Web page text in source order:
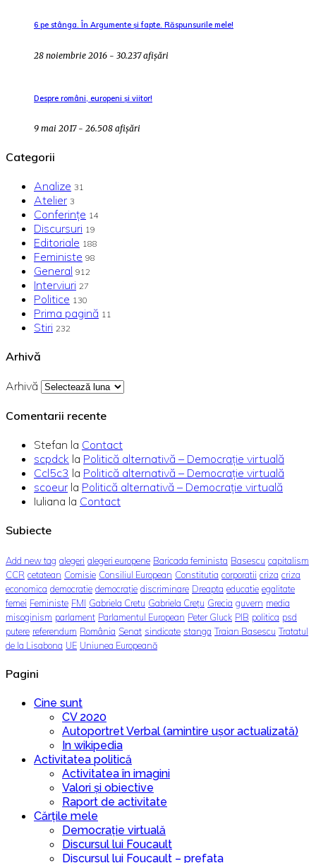
6 pe stânga. În Argumente și fapte. Răspunsurile mele!
28 noiembrie 2016 - 30.237 afișări
Despre români, europeni și viitor!
9 mai 2017 - 26.508 afișări
Categorii
Analize 31
Atelier 3
Conferințe 14
Discursuri 19
Editoriale 188
Feministe 98
General 912
Interviuri 27
Politice 130
Prima pagină 11
Stiri 232
Arhivă
Arhivă
Comentarii recente
Stefan la Contact
scpdck la Politică alternativă – Democraţie virtuală
Ccl5c3 la Politică alternativă – Democraţie virtuală
scoeur la Politică alternativă – Democraţie virtuală
Iuliana la Contact
Subiecte
Add new tag alegeri alegeri europene Baricada feminista Basescu capitalism
CCR cetatean Comisie Consiliul European Constitutia corporatii criza criza
economica democratie democrație discriminare Dreapta educatie egalitate
femei Feministe FMI Gabriela Cretu Gabriela Crețu Grecia guvern media
misoginism parlament Parlamentul European Peter Gluck PIB politica psd
putere referendum România Senat sindicate stanga Traian Basescu Tratatul
de la Lisabona UE Uniunea Europeană
Pagini
Cine sunt
CV 2020
Autoportret Verbal (amintire ușor actualizată)
In wikipedia
Activitatea politică
Activitatea în imagini
Valori și obiective
Raport de activitate
Cărțile mele
Democrație virtuală
Discursul lui Foucault
Discursul lui Foucault – prefata